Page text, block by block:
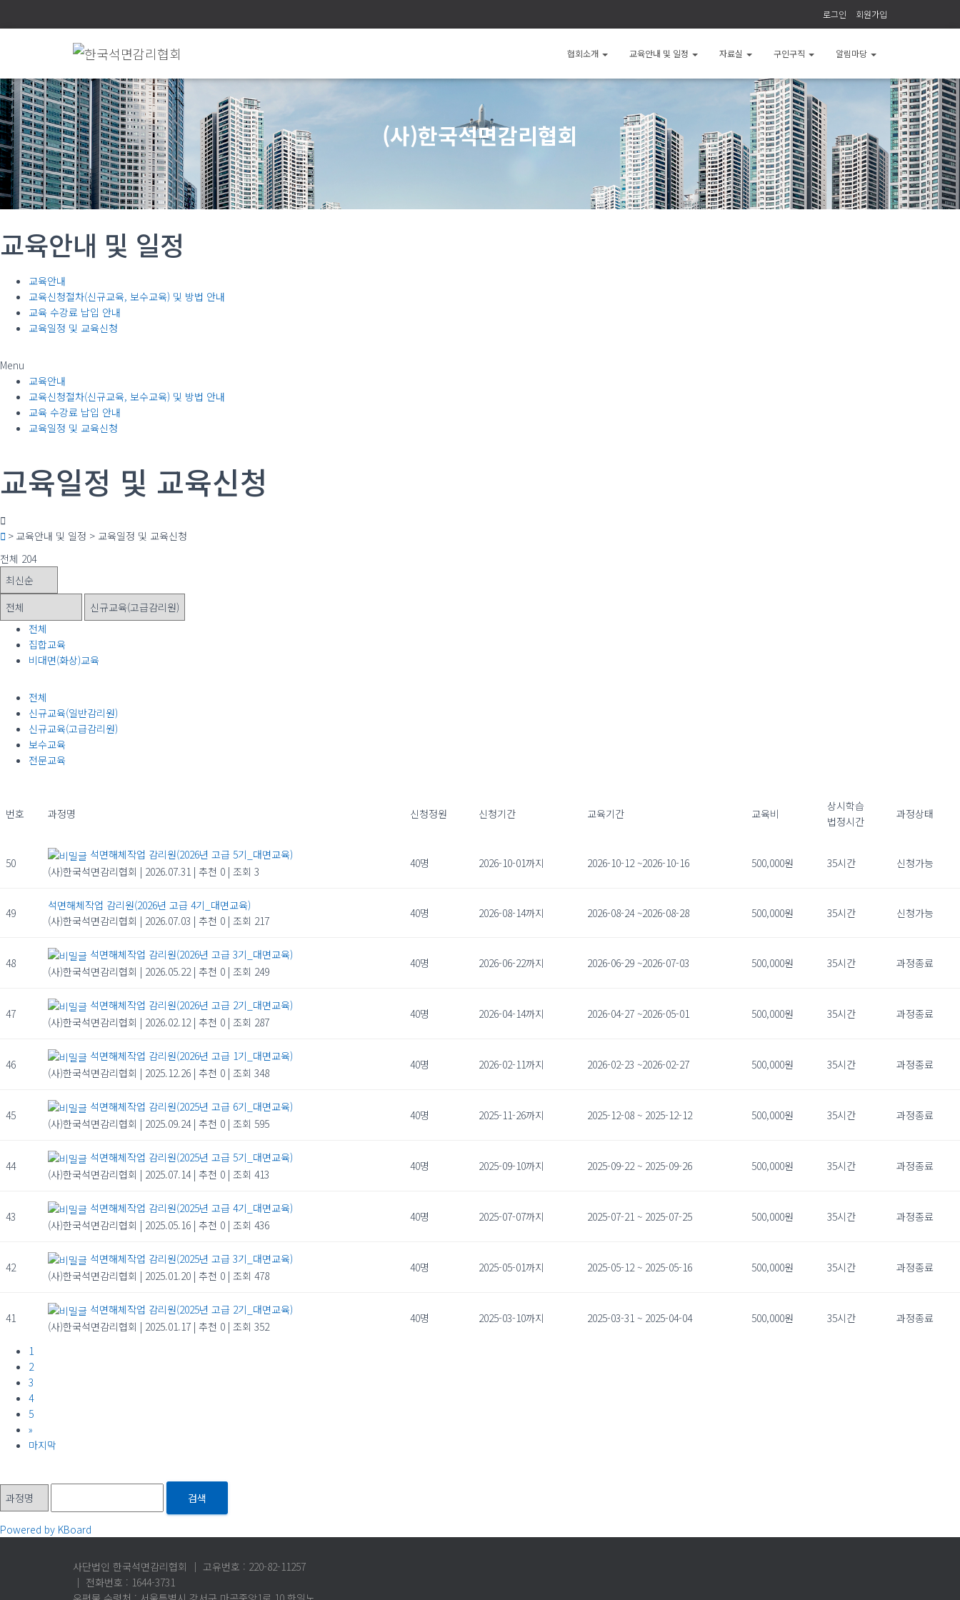
로그인 회원가입
협회소개 교육안내 및 일정 자료실 구인구직 알림마당
(사)한국석면감리협회
교육안내 및 일정
교육안내
교육신청절차(신규교육, 보수교육) 및 방법 안내
교육 수강료 납입 안내
교육일정 및 교육신청
Menu
교육안내
교육신청절차(신규교육, 보수교육) 및 방법 안내
교육 수강료 납입 안내
교육일정 및 교육신청
교육일정 및 교육신청
> 교육안내 및 일정 > 교육일정 및 교육신청
전체 204
전체
집합교육
비대면(화상)교육
전체
신규교육(일반감리원)
신규교육(고급감리원)
보수교육
전문교육
번호 과정명 신청정원 신청기간 교육기간 교육비
상시학습
법정시간
과정상태
50
석면해체작업 감리원(2026년 고급 5기_대면교육)
(사)한국석면감리협회 | 2026.07.31 | 추천 0 | 조회 3
40명 2026-10-01까지 2026-10-12 ~2026-10-16 500,000원 35시간 신청가능
49
석면해체작업 감리원(2026년 고급 4기_대면교육)
(사)한국석면감리협회 | 2026.07.03 | 추천 0 | 조회 217
40명 2026-08-14까지 2026-08-24 ~2026-08-28 500,000원 35시간 신청가능
48
석면해체작업 감리원(2026년 고급 3기_대면교육)
(사)한국석면감리협회 | 2026.05.22 | 추천 0 | 조회 249
40명 2026-06-22까지 2026-06-29 ~2026-07-03 500,000원 35시간 과정종료
47
석면해체작업 감리원(2026년 고급 2기_대면교육)
(사)한국석면감리협회 | 2026.02.12 | 추천 0 | 조회 287
40명 2026-04-14까지 2026-04-27 ~2026-05-01 500,000원 35시간 과정종료
46
석면해체작업 감리원(2026년 고급 1기_대면교육)
(사)한국석면감리협회 | 2025.12.26 | 추천 0 | 조회 348
40명 2026-02-11까지 2026-02-23 ~2026-02-27 500,000원 35시간 과정종료
45
석면해체작업 감리원(2025년 고급 6기_대면교육)
(사)한국석면감리협회 | 2025.09.24 | 추천 0 | 조회 595
40명 2025-11-26까지 2025-12-08 ~ 2025-12-12 500,000원 35시간 과정종료
44
석면해체작업 감리원(2025년 고급 5기_대면교육)
(사)한국석면감리협회 | 2025.07.14 | 추천 0 | 조회 413
40명 2025-09-10까지 2025-09-22 ~ 2025-09-26 500,000원 35시간 과정종료
43
석면해체작업 감리원(2025년 고급 4기_대면교육)
(사)한국석면감리협회 | 2025.05.16 | 추천 0 | 조회 436
40명 2025-07-07까지 2025-07-21 ~ 2025-07-25 500,000원 35시간 과정종료
42
석면해체작업 감리원(2025년 고급 3기_대면교육)
(사)한국석면감리협회 | 2025.01.20 | 추천 0 | 조회 478
40명 2025-05-01까지 2025-05-12 ~ 2025-05-16 500,000원 35시간 과정종료
41
석면해체작업 감리원(2025년 고급 2기_대면교육)
(사)한국석면감리협회 | 2025.01.17 | 추천 0 | 조회 352
40명 2025-03-10까지 2025-03-31 ~ 2025-04-04 500,000원 35시간 과정종료
1
2
3
4
5
»
마지막
검색
Powered by KBoard
사단법인 한국석면감리협회 │ 고유번호 : 220-82-11257
│ 전화번호 : 1644-3731